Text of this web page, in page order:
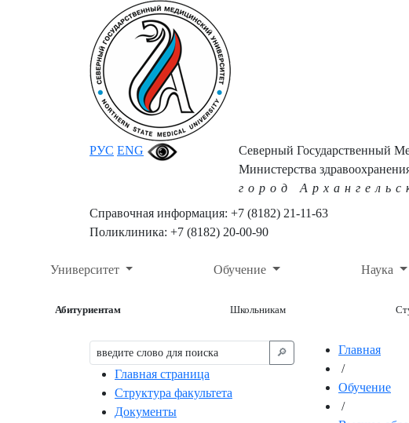
РУС ENG
Северный Государственный
Министерства
город
Справочная информация: +7 (8182) 21-11-63
Поликлиника: +7 (8182) 20-00-90
Университет Обучение Наука
Абитуриентам Школьникам
🔎︎
Главная страница
Структура факультета
Документы
Главная
/
Обучение
/